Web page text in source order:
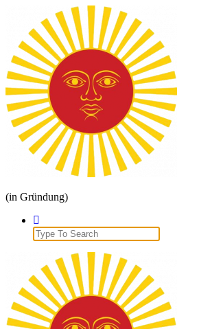
springen
(in Gründung)
Search
for: